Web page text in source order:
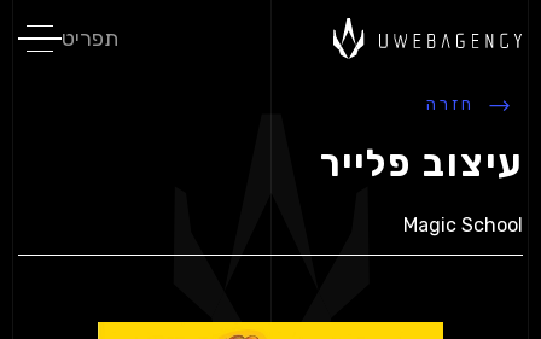
תפריט
חזרה
עיצוב פלייר
Magic School